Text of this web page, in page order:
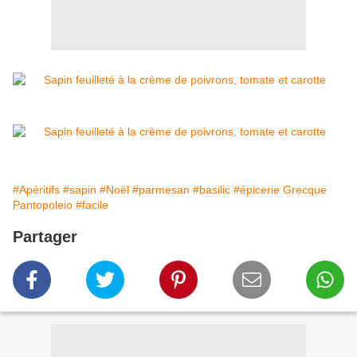
#Apéritifs #sapin #Noël #parmesan #basilic #épicerie Grecque
Pantopoleio #facile
Partager